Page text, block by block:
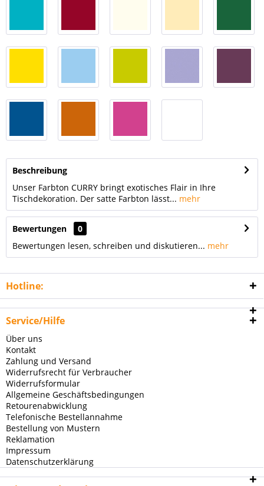
Beschreibung
Unser Farbton CURRY bringt exotisches Flair in Ihre
Tischdekoration. Der satte Farbton lässt... mehr
Bewertungen
0
Bewertungen lesen, schreiben und diskutieren... mehr
Hotline:
Service/Hilfe
Über uns
Kontakt
Zahlung und Versand
Widerrufsrecht für Verbraucher
Widerrufsformular
Allgemeine Geschäftsbedingungen
Retourenabwicklung
Telefonische Bestellannahme
Bestellung von Mustern
Reklamation
Impressum
Datenschutzerklärung